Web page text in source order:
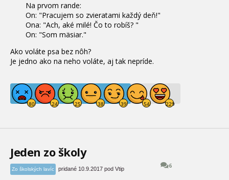
Na prvom rande:
On: "Pracujem so zvieratami každý deň!"
Ona: "Ach, aké milé! Čo to robíš? "
On: "Som mäsiar."
Ako voláte psa bez nôh?
Je jedno ako na neho voláte, aj tak nepríde.
Jeden zo školy
6
Zo školských lavíc pridané 10.9.2017 pod Vtip